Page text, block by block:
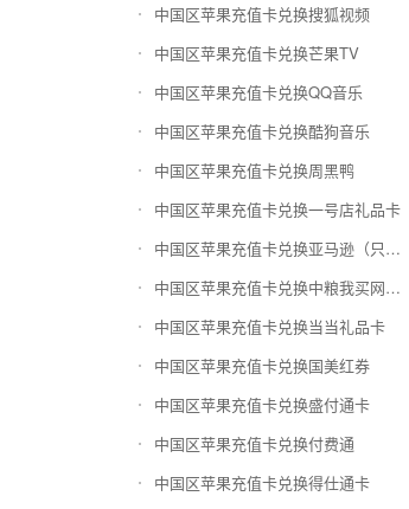
中国区苹果充值卡兑换搜狐视频
中国区苹果充值卡兑换芒果TV
中国区苹果充值卡兑换QQ音乐
中国区苹果充值卡兑换酷狗音乐
中国区苹果充值卡兑换周黑鸭
中国区苹果充值卡兑换一号店礼品卡
中国区苹果充值卡兑换亚马逊（只要实体卡）
中国区苹果充值卡兑换中粮我买网礼品卡
中国区苹果充值卡兑换当当礼品卡
中国区苹果充值卡兑换国美红券
中国区苹果充值卡兑换盛付通卡
中国区苹果充值卡兑换付费通
中国区苹果充值卡兑换得仕通卡